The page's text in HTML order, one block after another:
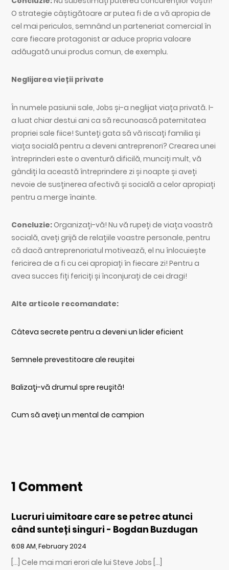
O strategie câștigătoare ar putea fi de a vă apropia de
cel mai periculos, semnând un parteneriat comercial în
care fiecare protagonist ar aduce propria valoare
adăugată unui produs comun, de exemplu.
Neglijarea vieții private
În numele pasiunii sale, Jobs și-a neglijat viața privată. I-
a luat chiar destui ani ca să recunoască paternitatea
propriei sale fiice! Sunteți gata să vă riscați familia și
viața socială pentru a deveni antreprenori? Crearea unei
întreprinderi este o aventură dificilă, munciți mult, vă
gândiți la această întreprindere zi și noapte și aveți
nevoie de susținerea afectivă și socială a celor apropiați
pentru a merge înainte.
Concluzie:Organizați-vă! Nu vă rupeți de viața voastră
socială, aveți grijă de relațiile voastre personale, pentru
că dacă antreprenoriatul motivează, el nu înlocuiește
fericirea de a fi cu cei apropiați în fiecare zi! Pentru a
avea succes fiți fericiți și înconjurați de cei dragi!
Alte articole recomandate:
Câteva secrete pentru a deveni un lider eficient
Semnele prevestitoare ale reușitei
Balizaţi-vă drumul spre reuşită!
Cum să aveți un mental de campion
1 Comment
Lucruri uimitoare care se petrec atunci
când sunteți singuri - Bogdan Buzdugan
6:08 AM, February 2024
[…] Cele mai mari erori ale lui Steve Jobs […]